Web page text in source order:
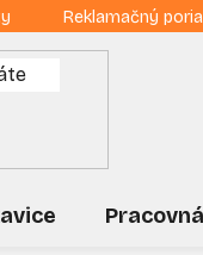
Reklamačný